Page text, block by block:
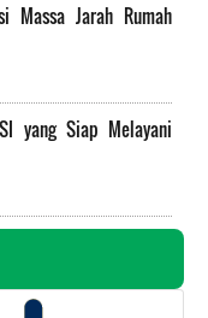
Massa Jarah Rumah
yang Siap Melayani